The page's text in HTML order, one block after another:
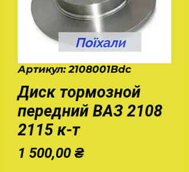
Артикул: 2108001Bdc
Диск тормозной
передний ВАЗ 2108
2115 к-т
1 500,00 ₴Ціна